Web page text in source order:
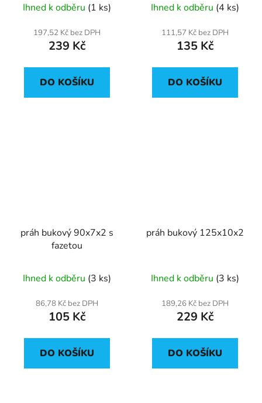
Ihned k odběru (1 ks)
197,52 Kč bez DPH
239 Kč
DO KOŠÍKU
Ihned k odběru (4 ks)
111,57 Kč bez DPH
135 Kč
DO KOŠÍKU
práh bukový 90x7x2 s
fazetou
Ihned k odběru (3 ks)
86,78 Kč bez DPH
105 Kč
DO KOŠÍKU
práh bukový 125x10x2
Ihned k odběru (3 ks)
189,26 Kč bez DPH
229 Kč
DO KOŠÍKU